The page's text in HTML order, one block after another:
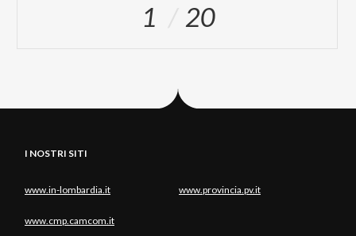
1 20
I NOSTRI SITI
www.in-lombardia.it www.provincia.pv.it
www.cmp.camcom.it